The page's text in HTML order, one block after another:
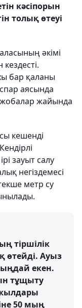
кәсіпорын
толық өтеуі
әкімі
бар қаланы
аясында
жайында
кешенді
зауыт салу
негіздемесі
метр су
тіршілік
өтейді. Ауыз
екен.
тұщыту
50 мың